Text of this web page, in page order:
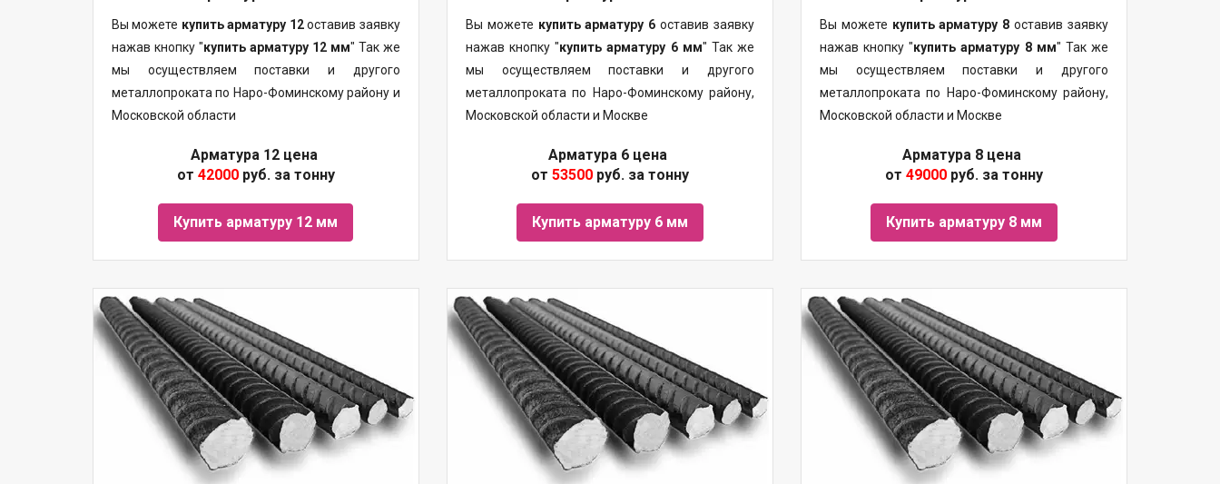
Вы можете купить арматуру 12оставив заявку
нажав кнопку "купить арматуру 12 мм" Так же
мы осуществляем поставки и другого
металлопроката по Наро-Фоминскому району и
Московской области
Арматура 12 цена
от 42000руб. за тонну
Купить арматуру 12 мм
Вы можете купить арматуру 6 оставив заявку
нажав кнопку "купить арматуру 6 мм" Так же
мы осуществляемпоставки и другого
металлопроката по Наро-Фоминскому району,
Московской области и Москве
Арматура 6 цена
от 53500руб. за тонну
Купить арматуру 6 мм
Вы можете купить арматуру 8оставив заявку
нажав кнопку "купить арматуру 8 мм" Так же
мы осуществляем поставки и другого
металлопроката по Наро-Фоминскому району,
Московской области и Москве
Арматура 8 цена
от 49000руб. за тонну
Купить арматуру 8 мм